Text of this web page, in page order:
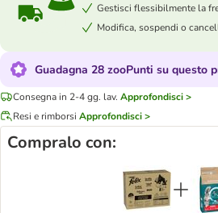
Gestisci flessibilmente la
Modifica, sospendi o
Guadagna 28 zooPunti su questo
Consegna in 2-4 gg. lav. Approfondisci >
Resi e rimborsi Approfondisci >
Compralo con: